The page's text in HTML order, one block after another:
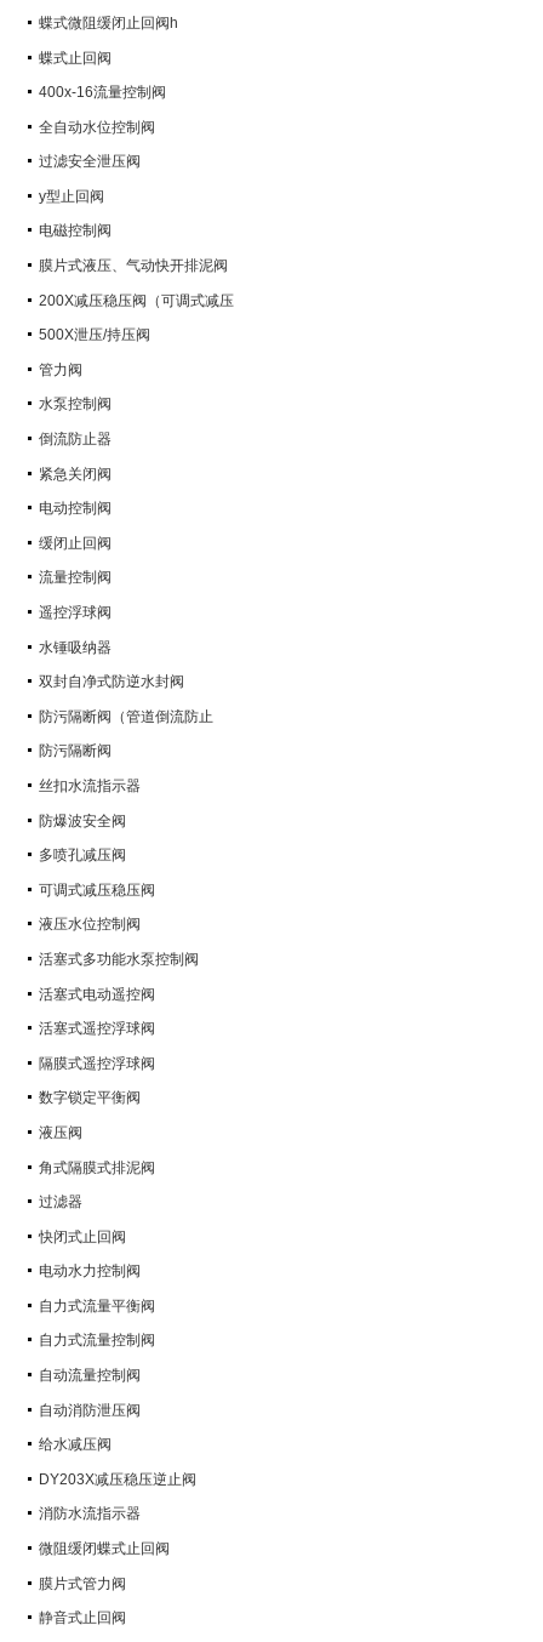
蝶式微阻缓闭止回阀h
蝶式止回阀
400x-16流量控制阀
全自动水位控制阀
过滤安全泄压阀
y型止回阀
电磁控制阀
膜片式液压、气动快开排泥阀
200X减压稳压阀（可调式减压
阀）
500X泄压/持压阀
管力阀
水泵控制阀
倒流防止器
紧急关闭阀
电动控制阀
缓闭止回阀
流量控制阀
遥控浮球阀
水锤吸纳器
双封自净式防逆水封阀
防污隔断阀（管道倒流防止
防污隔断阀
丝扣水流指示器
防爆波安全阀
多喷孔减压阀
可调式减压稳压阀
液压水位控制阀
活塞式多功能水泵控制阀
活塞式电动遥控阀
活塞式遥控浮球阀
隔膜式遥控浮球阀
数字锁定平衡阀
液压阀
角式隔膜式排泥阀
过滤器
快闭式止回阀
电动水力控制阀
自力式流量平衡阀
自力式流量控制阀
自动流量控制阀
自动消防泄压阀
给水减压阀
DY203X减压稳压逆止阀
消防水流指示器
微阻缓闭蝶式止回阀
膜片式管力阀
静音式止回阀